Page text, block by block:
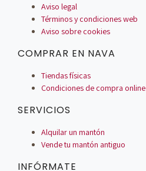
Aviso legal
Términos y condiciones web
Aviso sobre cookies
COMPRAR EN NAVA
Tiendas físicas
Condiciones de compra online
SERVICIOS
Alquilar un mantón
Vende tu mantón antiguo
INFÓRMATE